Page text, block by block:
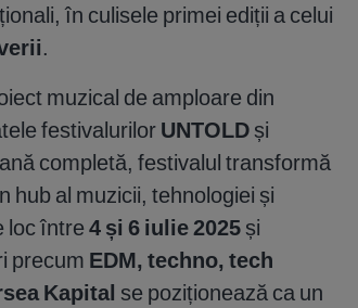
în culisele primei ediții a celui
.
muzical de amploare din
festivalurilorUNTOLD și
completă, festivalul transformă
hub al muzicii, tehnologiei și
loc între4 și 6 iulie 2025 și
precum EDM, techno, tech
Kapital se poziționează ca un